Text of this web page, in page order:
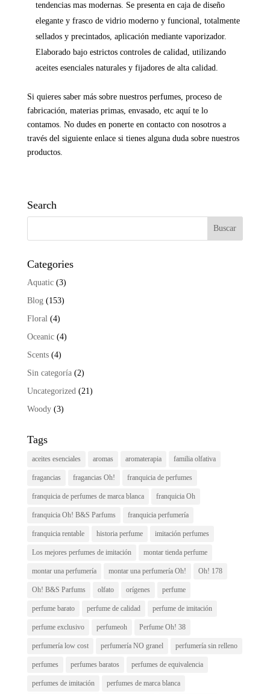
tendencias mas modernas. Se presenta en caja de diseño
elegante y frasco de vidrio moderno y funcional, totalmente
sellados y precintados, aplicación mediante vaporizador.
Elaborado bajo estrictos controles de calidad, utilizando
aceites esenciales naturales y fijadores de alta calidad.
Si quieres saber más sobre nuestros perfumes, proceso de
fabricación, materias primas, envasado, etc aquíte lo
contamos. No dudes en ponerte en contacto con nosotros a
través del siguiente enlacesi tienes alguna duda sobre nuestros
productos.
Search
Categories
Aquatic(3)
Blog(153)
Floral(4)
Oceanic(4)
Scents(4)
Sin categoría(2)
Uncategorized(21)
Woody(3)
Tags
aceites esenciales aromas aromaterapia familia olfativa
fragancias fragancias Oh! franquicia de perfumes
franquicia de perfumes de marca blanca franquicia Oh
franquicia Oh! B&S Parfums franquicia perfumería
franquicia rentable historia perfume imitación perfumes
Los mejores perfumes de imitación montar tienda perfume
montar una perfumería montar una perfumería Oh! Oh! 178
Oh! B&S Parfums olfato orígenes perfume
perfume barato perfume de calidad perfume de imitación
perfume exclusivo perfumeoh Perfume Oh! 38
perfumería low cost perfumería NO granel perfumería sin relleno
perfumes perfumes baratos perfumes de equivalencia
perfumes de imitación perfumes de marca blanca